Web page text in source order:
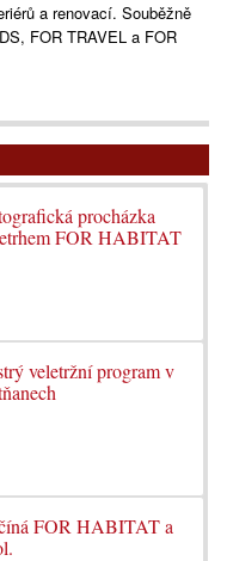
a renovací. Souběžně
FOR TRAVEL a FOR
procházka
FOR HABITAT
veletržní program v
FOR HABITAT a